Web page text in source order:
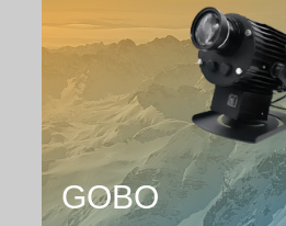
GOBO